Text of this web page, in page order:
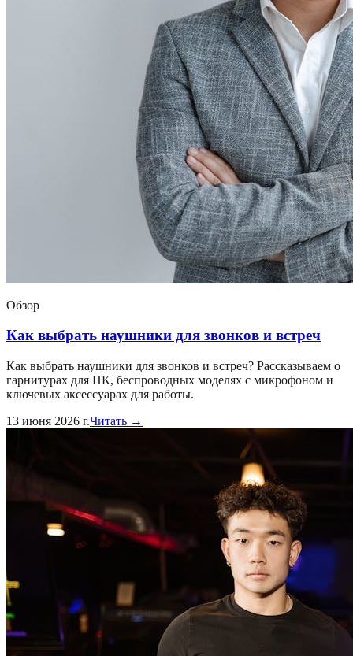
Обзор
Как выбрать наушники для звонков и встреч
Как выбрать наушники для звонков и встреч? Рассказываем о
гарнитурах для ПК, беспроводных моделях с микрофоном и
ключевых аксессуарах для работы.
13 июня 2026 г.Читать →